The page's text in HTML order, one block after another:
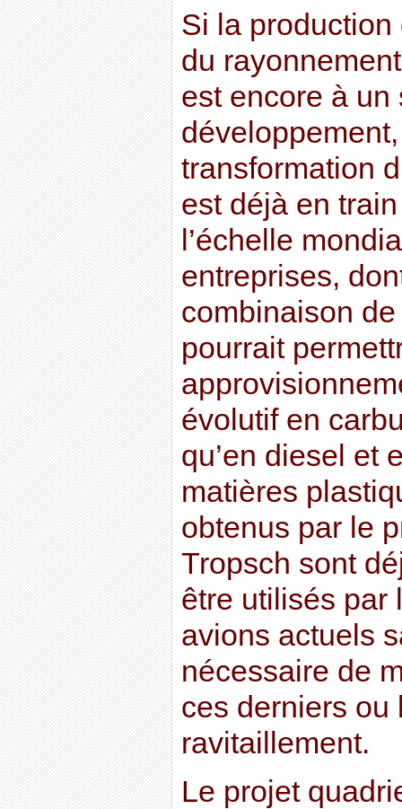
Si la
du
est encore à
transformation
est déjà en
l’échelle
entreprises,
combinaison
pourrait
évolutif en
qu’en diesel et
matières
obtenus par le
Tropsch sont
être utilisés par
avions actuels
nécessaire de
ces derniers ou
ravitaillement.
Le projet